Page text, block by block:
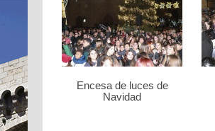
Encesa de luces de
Navidad